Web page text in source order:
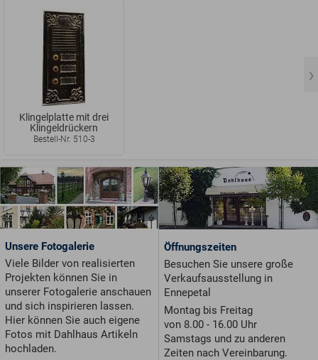
Klingelplatte mit drei
Klingeldrückern
Bestell-Nr. 510-3
Unsere Fotogalerie
Viele Bilder von realisierten
Projekten können Sie in
unserer Fotogalerie anschauen
und sich inspirieren lassen.
Hier können Sie auch eigene
Fotos mit Dahlhaus Artikeln
hochladen.
Öffnungszeiten
Besuchen Sie unsere große
Verkaufsausstellung in
Ennepetal
Montag bis Freitag
von 8.00 - 16.00 Uhr
Samstags und zu anderen
Zeiten nach Vereinbarung.